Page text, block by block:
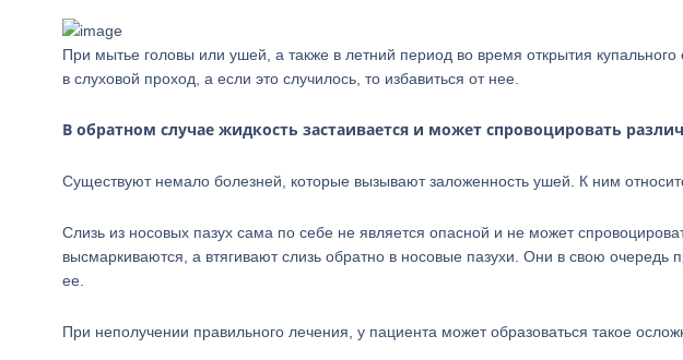
При мытье головы или ушей, а также в летний период во время открытия
в слуховой проход, а если это случилось, то избавиться от нее.
В обратном случае жидкость застаивается и может спровоцировать
Существуют немало болезней, которые вызывают заложенность ушей. К ним
Слизь из носовых пазух сама по себе не является опасной и не может
высмаркиваются, а втягивают слизь обратно в носовые пазухи. Они в свою очередь
ее.
При неполучении правильного лечения, у пациента может образоваться такое